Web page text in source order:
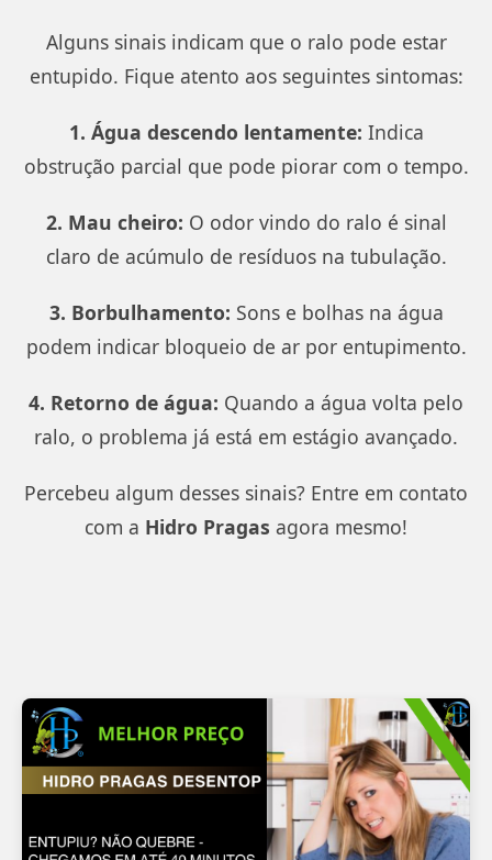
Alguns sinais indicam que o ralo pode estar
entupido. Fique atento aos seguintes sintomas:
1. Água descendo lentamente: Indica
obstrução parcial que pode piorar com o tempo.
2. Mau cheiro: O odor vindo do ralo é sinal
claro de acúmulo de resíduos na tubulação.
3. Borbulhamento: Sons e bolhas na água
podem indicar bloqueio de ar por entupimento.
4. Retorno de água: Quando a água volta pelo
ralo, o problema já está em estágio avançado.
Percebeu algum desses sinais? Entre em contato
com a Hidro Pragas agora mesmo!